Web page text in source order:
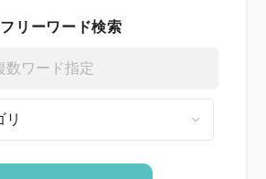
フリーワード検索